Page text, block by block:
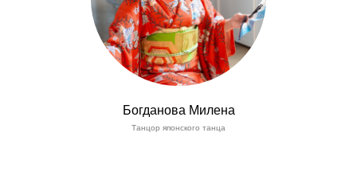
Богданова Милена
Танцор японского танца